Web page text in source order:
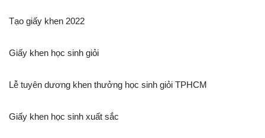
Tạo giấy khen 2022
Giấy khen học sinh giỏi
Lễ tuyên dương khen thưởng học sinh giỏi TPHCM
Giấy khen học sinh xuất sắc